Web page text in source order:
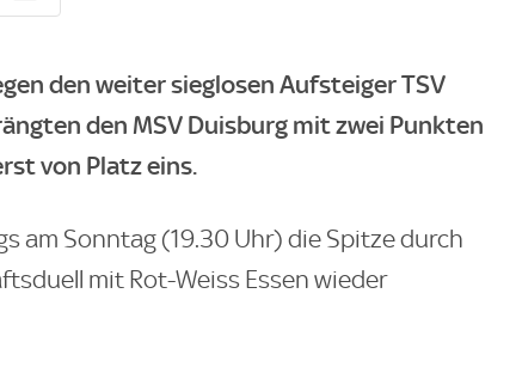
den weiter sieglosen Aufsteiger TSV
den MSV Duisburg mit zwei Punkten
von Platz eins.
am Sonntag (19.30 Uhr) die Spitze durch
mit Rot-Weiss Essen wieder